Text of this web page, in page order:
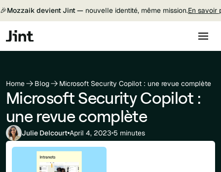
🎉Mozzaik devient Jint — nouvelle identité, même mission.En savoir
Home Blog Microsoft Security Copilot : une revue complète
Microsoft Security Copilot :
une revue complète
Julie Delcourt April 4, 2023 5 minutes